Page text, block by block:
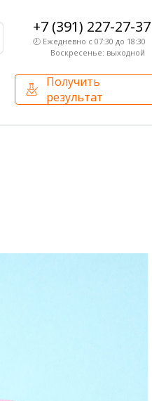
+7 (391) 227-27-37
🕗 Ежедневно с 07:30 до 18:30
Воскресенье: выходной
Получить
результат
Внутренний аудит